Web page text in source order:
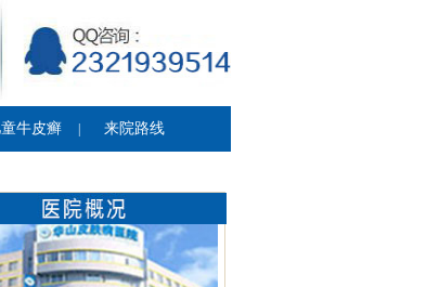
童牛皮癣 来院路线